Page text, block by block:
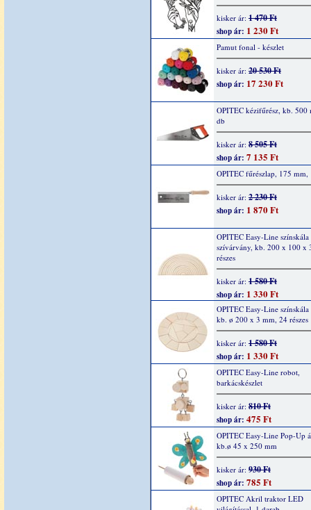
kisker ár: 1 470 Ft
shop ár: 1 230 Ft
Pamut fonal - készlet
kisker ár: 20 530 Ft
shop ár: 17 230 Ft
OPITEC kézifűrész, kb. 500
db
kisker ár: 8 505 Ft
shop ár: 7 135 Ft
OPITEC fűrészlap, 175 mm,
kisker ár: 2 230 Ft
shop ár: 1 870 Ft
OPITEC Easy-Line színskála
szívárvány, kb. 200 x 100 x
részes
kisker ár: 1 580 Ft
shop ár: 1 330 Ft
OPITEC Easy-Line
kb. ø 200 x 3 mm, 24 részes
kisker ár: 1 580 Ft
shop ár: 1 330 Ft
OPITEC Easy-Line robot,
barkácskészlet
kisker ár: 810 Ft
shop ár: 475 Ft
OPITEC Easy-Line Pop-Up
kb.ø 45 x 250 mm
kisker ár: 930 Ft
shop ár: 785 Ft
OPITEC Akril traktor LED